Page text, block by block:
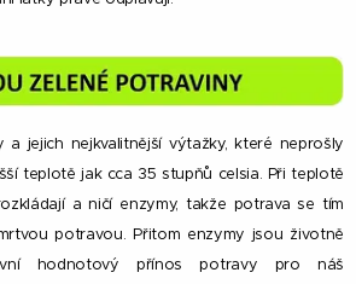
jejich nejkvalitnější výtažky, které neprošly
teplotě jak cca 35 stupňů celsia. Při teplotě
a ničí enzymy, takže potrava se tím
potravou. Přitom enzymy jsou životně
hodnotový přínos potravy pro náš